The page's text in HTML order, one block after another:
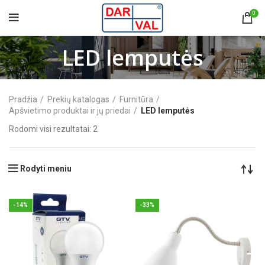
0
LED lemputės
Pradžia Prekių katalogas
Furnitūra
Apšvietimo produktai ir jų priedai
LED lemputės
Rodomi visi rezultatai: 2
Rodyti meniu
-14% -33%